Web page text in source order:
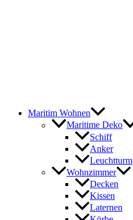
Maritim Wohnen
Maritime Deko
Schiff
Anker
Leuchtturm
Wohnzimmer
Decken
Kissen
Laternen